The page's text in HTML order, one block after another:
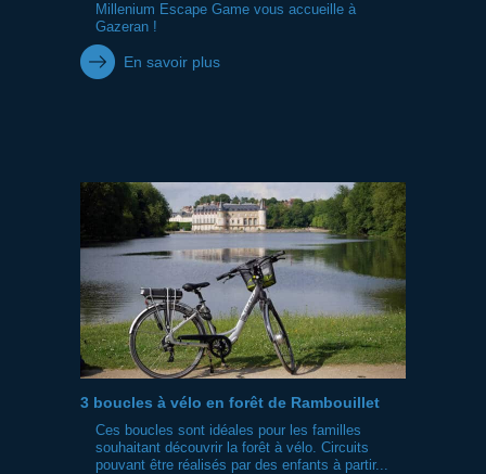
Millenium Escape Game vous accueille à
Gazeran !
En savoir plus
3 boucles à vélo en forêt de Rambouillet
Ces boucles sont idéales pour les familles
souhaitant découvrir la forêt à vélo. Circuits
pouvant être réalisés par des enfants à partir...